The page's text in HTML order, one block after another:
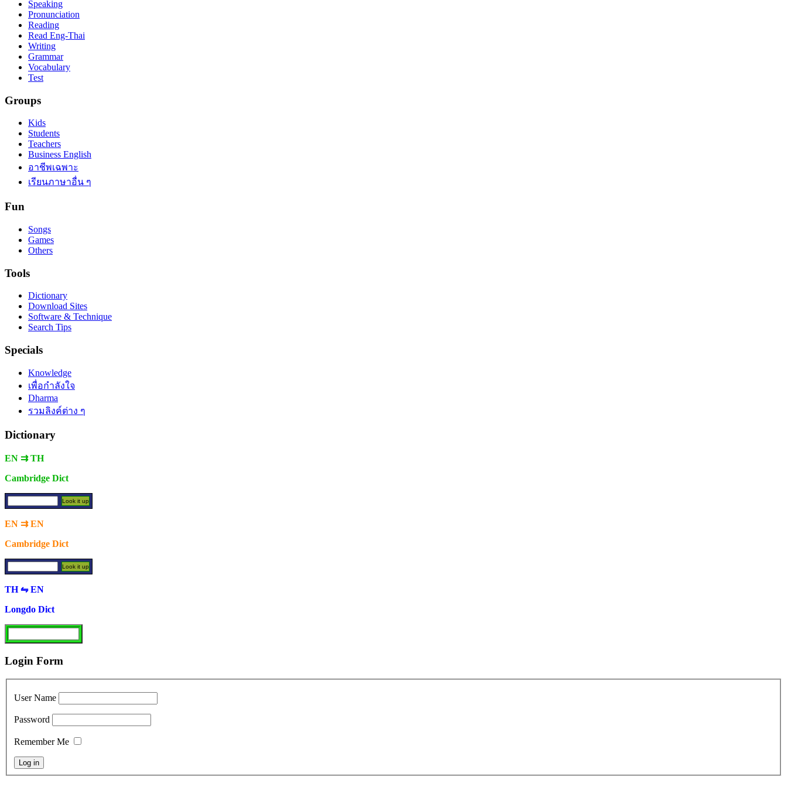
Speaking
Pronunciation
Reading
Read Eng-Thai
Writing
Grammar
Vocabulary
Test
Groups
Kids
Students
Teachers
Business English
อาชีพเฉพาะ
เรียนภาษาอื่น ๆ
Fun
Songs
Games
Others
Tools
Dictionary
Download Sites
Software & Technique
Search Tips
Specials
Knowledge
เพื่อกำลังใจ
Dharma
รวมลิงค์ต่าง ๆ
Dictionary
EN ⇉ TH
Cambridge Dict
EN ⇉ EN
Cambridge Dict
TH ⇋ EN
Longdo Dict
Login Form
User Name
Password
Remember Me